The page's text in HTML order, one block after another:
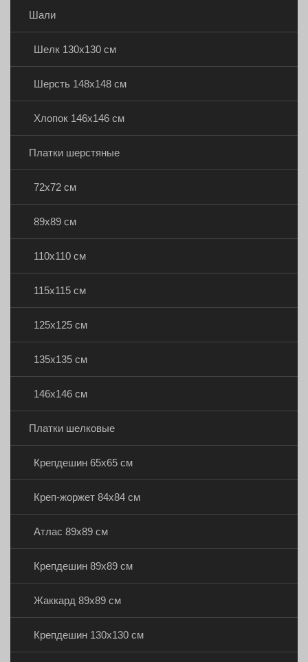
Шали
Шелк 130х130 см
Шерсть 148х148 см
Хлопок 146х146 см
Платки шерстяные
72х72 см
89х89 см
110х110 см
115х115 см
125х125 см
135х135 см
146х146 см
Платки шелковые
Крепдешин 65х65 см
Креп-жоржет 84х84 см
Атлас 89х89 см
Крепдешин 89х89 см
Жаккард 89х89 см
Крепдешин 130х130 см